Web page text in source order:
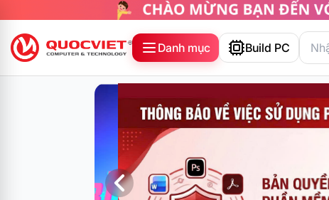
Danh mục Build PC